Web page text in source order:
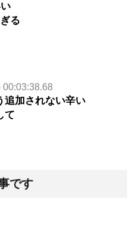
る
00:03:38.68
追加されない辛い
て
です